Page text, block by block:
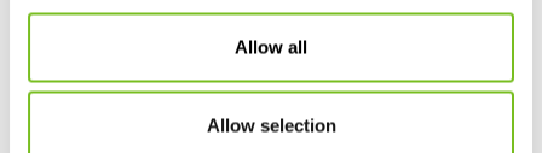
Allow all
Allow selection